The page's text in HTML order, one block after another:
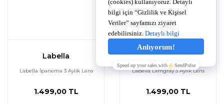
Labella
Labella İpanema 3 Aylık Lens
1.499,00 TL
Labella
Labella Dimgray 3 Aylık Lens
1.499,00 TL